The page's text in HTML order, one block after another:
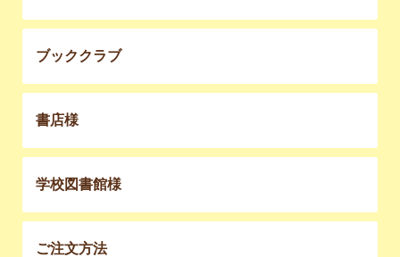
ブッククラブ
書店様
学校図書館様
ご注文方法